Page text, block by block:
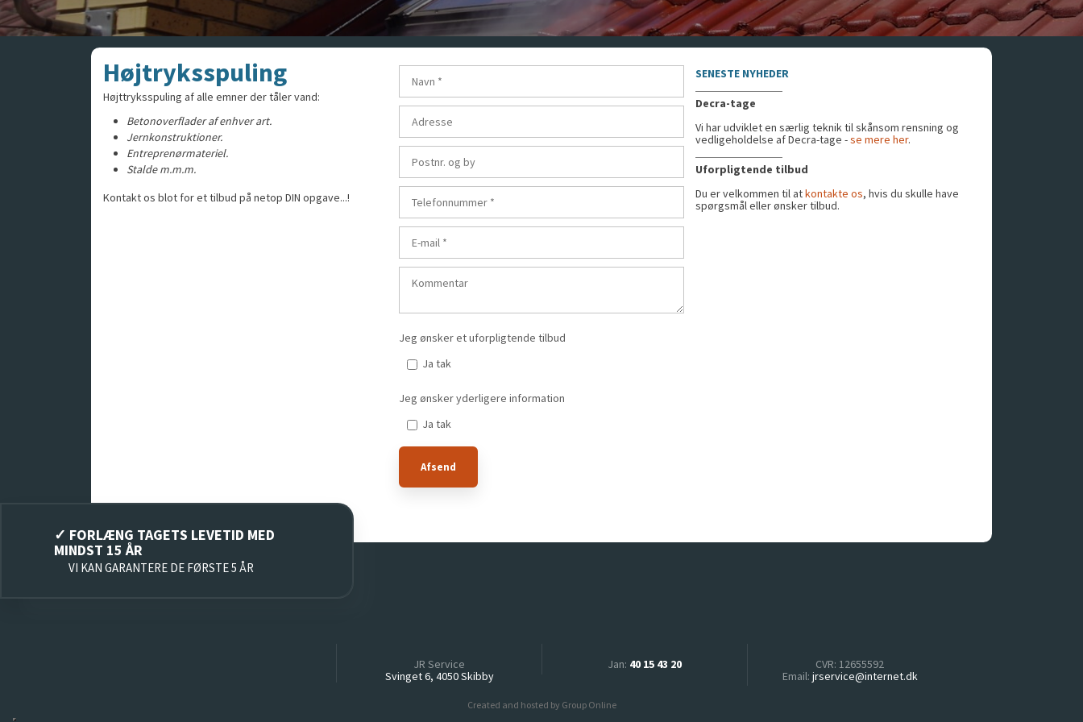
Højtryksspuling
Højttryksspuling af alle emner der tåler vand:
Betonoverflader af enhver art.
Jernkonstruktioner.
Entreprenørmateriel.
Staldem.m.m.
​Kontakt os blot for et tilbud på netop DIN opgave...!​​
Jeg ønsker et uforpligtende tilbud
Ja tak
Jeg ønsker yderligere information
Ja tak
​SENESTE NYHEDER
Decra-tage
Vi har udviklet en særlig teknik til skånsom rensning og
vedligeholdelse af Decra-tage -se mere her.
​​Uforpligtende tilbud
Du er velkommen til atkontakte os, hvis du skulle have
spørgsmål eller ønsker tilbud.
​✓ FORLÆNG TAGETS LEVETID MED
MINDST 15 ÅR
VI KAN GARANTERE DE FØRSTE 5 ÅR
JR Service​
Svinget 6, 4050 Skibby
Jan: 40 15 43 20
CVR: ​12655592
Email: jrservice@internet.dk
Created and hosted by Group Online